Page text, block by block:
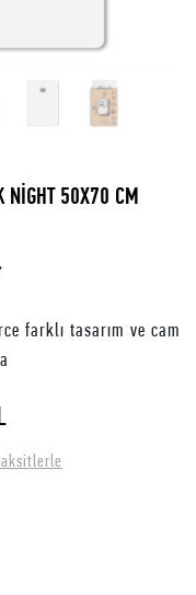
NİGHT 50X70 CM
farklı tasarım ve cam